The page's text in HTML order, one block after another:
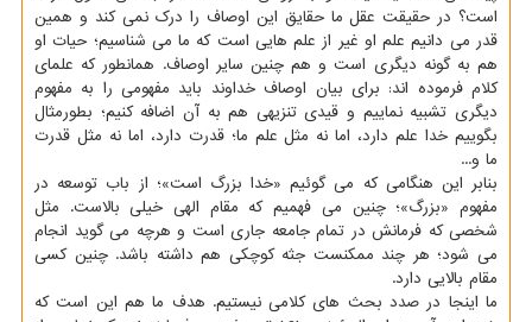
است؟ در حقیقت عقل ما حقایق این اوصاف را درک نمی کند و همین
قدر می دانیم علم او غیر از علم هایی است که ما می شناسیم؛ حیات او
هم به گونه دیگری است و هم چنین سایر اوصاف. همانطور که علمای
کلام فرموده اند: برای بیان اوصاف خداوند باید مفهومی را به مفهوم
دیگری تشبیه نماییم و قیدی تنزیهی هم به آن اضافه کنیم؛ بطورمثال
بگوییم خدا علم دارد، اما نه مثل علم ما؛ قدرت دارد، اما نه مثل قدرت
ما و...
بنابر این هنگامی که می گوئیم «خدا بزرگ است»؛ از باب توسعه در
مفهوم «بزرگ»؛ چنین می فهمیم که مقام الهی خیلی بالاست. مثل
شخصی که فرمانش در تمام جامعه جاری است و هرچه می گوید انجام
می شود؛ هر چند ممکنست جثه کوچکی هم داشته باشد. چنین کسی
مقام بالایی دارد.
ما اینجا در صدد بحث های کلامی نیستیم. هدف ما هم این است که